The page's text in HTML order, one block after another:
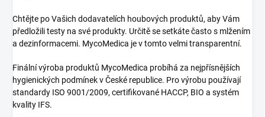
Chtějte po Vašich dodavatelích houbových produktů, aby Vám
předložili testy na své produkty. Určitě se setkáte často s mlžením
a dezinformacemi. MycoMedica je v tomto velmi transparentní.
Finální výroba produktů MycoMedica probíhá za nejpřísnějších
hygienických podmínek v České republice. Pro výrobu používají
standardy ISO 9001/2009, certifikované HACCP, BIO a systém
kvality IFS.